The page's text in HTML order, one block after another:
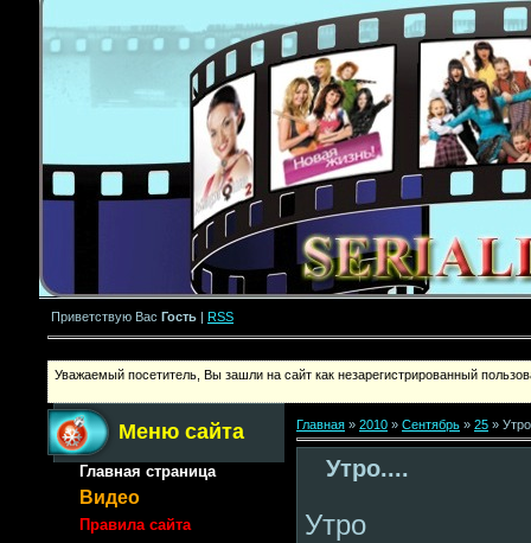
Приветствую Вас Гость | RSS
Уважаемый посетитель, Вы зашли на сайт как незарегистрированный
Меню сайта
Главная страница
Видео
Правила сайта
Главная » 2010 » Сентябрь » 25 »
Утро....
Утро